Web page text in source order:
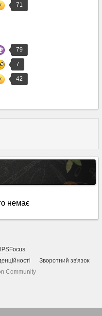
71
79
7
42
немає
IPSFocus
Зворотний зв'язок
Community